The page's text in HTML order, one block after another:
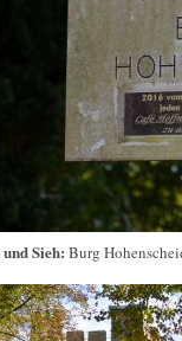
Sieh: Burg